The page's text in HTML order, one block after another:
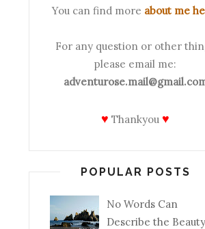
You can find more about me
For any question or other
please email me:
♥ Thankyou ♥
POPULAR POSTS
No Words Can
Describe the